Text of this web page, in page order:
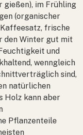
gießen), im Frühling
(organischer
Kaffeesatz, frische
den Winter gut mit
und
wenngleich
sind,
natürlichen
Holz kann aber
Pflanzenteile